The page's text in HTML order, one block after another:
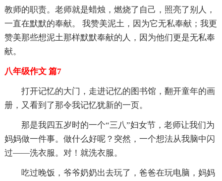
教师的职责。老师就是蜡烛，燃烧了自己，照亮了别人，
一直在默默的奉献。 我赞美泥土，因为它无私奉献；我更
赞美那些想泥土那样默默奉献的人，因为他们更是无私奉
献。
八年级作文 篇7
打开记忆的大门，走进记忆的图书馆，翻开童年的画
册，又看到了那令我记忆犹新的一页。
那是我四五岁时的一个“三八”妇女节，老师让我们为
妈妈做一件事。做什么好呢？突然，一个想法从我脑中闪
过——洗衣服。对！就洗衣服。
吃过晚饭，爷爷奶奶出去玩了，爸爸在玩电脑，妈妈